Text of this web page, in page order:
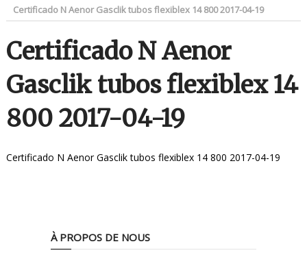
Certificado N Aenor Gasclik tubos flexiblex 14 800 2017-04-19
Certificado N Aenor
Gasclik tubos flexiblex 14
800 2017-04-19
Certificado N Aenor Gasclik tubos flexiblex 14 800 2017-04-19
À PROPOS DE NOUS